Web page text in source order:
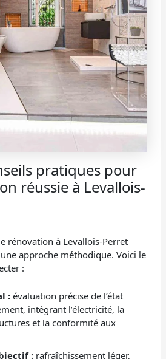
pratiques pour
réussie à Levallois-
rénovation à Levallois-Perret
approche méthodique. Voici le
:
: évaluation précise de l’état
intégrant l’électricité, la
et la conformité aux
: rafraîchissement léger,